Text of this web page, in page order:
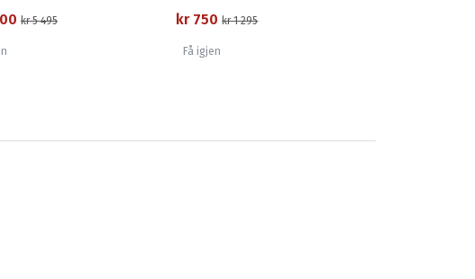
kr 5 495 kr 750 kr 1 295
Få igjen